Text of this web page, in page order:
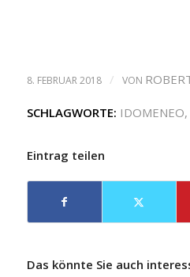
8. FEBRUAR 2018 / VON
SCHLAGWORTE: IDOMENEO,
Eintrag teilen
Das könnte Sie auch